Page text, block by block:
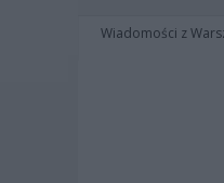
Wiadomości z